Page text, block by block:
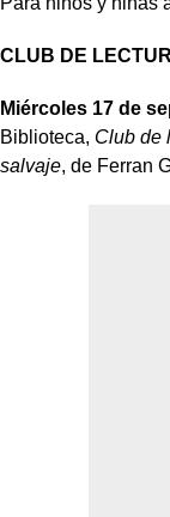
CLUB DE
Miércoles 17 de
Biblioteca, Club de
salvaje, de Ferran